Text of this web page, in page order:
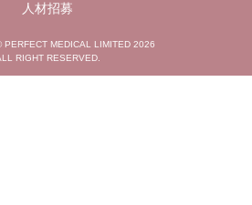
人材招募
PERFECT MEDICAL LIMITED 2026
RIGHT RESERVED.